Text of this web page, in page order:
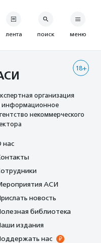
лента поиск меню
18+
организация
информационное
некоммерческого
нас
АСИ
новость
библиотека
издания
нас